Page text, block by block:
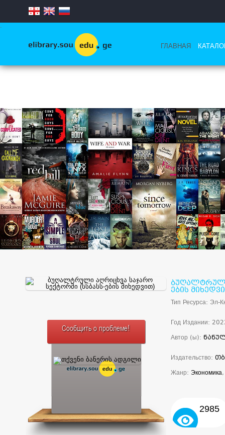
.
ГЛАВНАЯ
Сообщить о проблеме!
ების
Тип Ресурса: Эл-
Год Издании:
Автор (ы):
Издательство:
Жанр: Экономика
2985